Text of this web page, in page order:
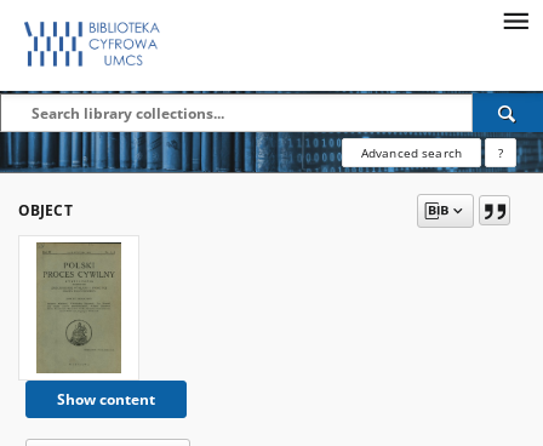
Advanced search ?
OBJECT
Show content